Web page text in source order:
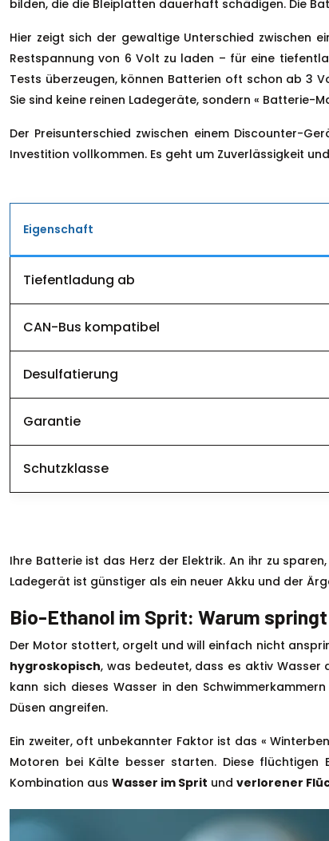
bilden, die die Bleiplatten dauerhaft schädigen. Die
Hier zeigt sich der gewaltige Unterschied zwischen
Restspannung von 6 Volt zu laden – für eine
Tests überzeugen, können Batterien oft schon ab 3
Sie sind keine reinen Ladegeräte, sondern « Batterie-
Der Preisunterschied zwischen einem Discounter-
Investition vollkommen. Es geht um Zuverlässigkeit
Eigenschaft
Tiefentladung ab
CAN-Bus kompatibel
Desulfatierung
Garantie
Schutzklasse
Ihre Batterie ist das Herz der Elektrik. An ihr zu
Ladegerät ist günstiger als ein neuer Akku und der
Bio-Ethanol im Sprit: Warum
Der Motor stottert, orgelt und will einfach nicht
hygroskopisch, was bedeutet, dass es aktiv Wasser
kann sich dieses Wasser in den
Düsen angreifen.
Ein zweiter, oft unbekannter Faktor ist das «
Motoren bei Kälte besser starten. Diese flüchtigen
Kombination aus Wasser im Sprit und verlorener